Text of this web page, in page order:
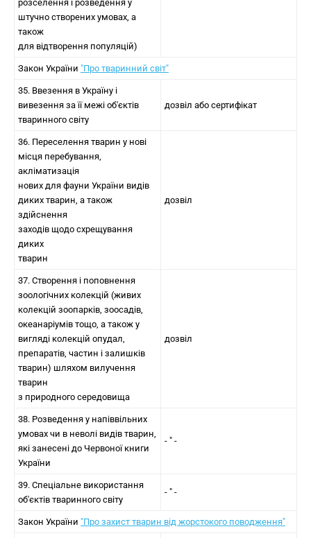
розселення і розведення у
штучно створених умовах, а
також
для відтворення популяцій)
Закон України "Про тваринний світ"
35. Ввезення в Україну і
вивезення за її межі об'єктів
тваринного світу
дозвіл або сертифікат
36. Переселення тварин у нові
місця перебування,
акліматизація
нових для фауни України видів
диких тварин, а також
здійснення
заходів щодо схрещування
диких
тварин
дозвіл
37. Створення і поповнення
зоологічних колекцій (живих
колекцій зоопарків, зоосадів,
океанаріумів тощо, а також у
вигляді колекцій опудал,
препаратів, частин і залишків
тварин) шляхом вилучення
тварин
з природного середовища
дозвіл
38. Розведення у напіввільних
умовах чи в неволі видів тварин,
які занесені до Червоної книги
України
- " -
39. Спеціальне використання
об'єктів тваринного світу
- " -
Закон України "Про захист тварин від жорстокого поводження"